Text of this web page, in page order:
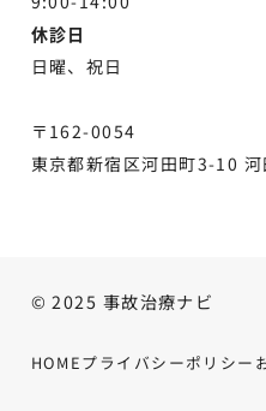
休診日
日曜、祝日
〒162-0054
東京都新宿区河田町3-10
© 2025 事故治療ナビ
HOMEプライバシーポリシー